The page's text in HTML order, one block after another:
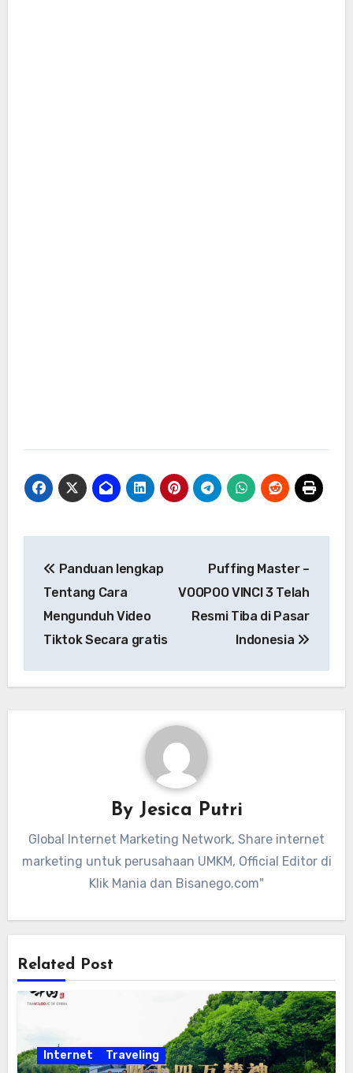
pos
Panduan lengkap
Tentang Cara
Mengunduh Video
Tiktok Secara gratis
Puffing Master –
VOOPOO VINCI 3 Telah
Resmi Tiba di Pasar
Indonesia
By Jesica Putri
Global Internet Marketing Network, Share internet
marketing untuk perusahaan UMKM, Official Editor di
Klik Mania dan Bisanego.com"
Related Post
Internet Traveling